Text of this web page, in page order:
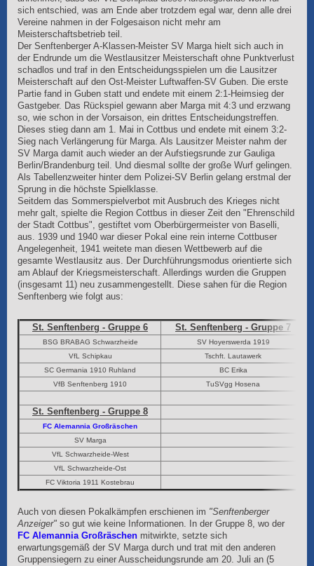
sich entschied, was am Ende aber trotzdem egal war, denn alle drei
Vereine nahmen in der Folgesaison nicht mehr am
Meisterschaftsbetrieb teil.
Der Senftenberger A-Klassen-Meister SV Marga hielt sich auch in
der Endrunde um die Westlausitzer Meisterschaft ohne Punktverlust
schadlos und traf in den Entscheidungsspielen um die Lausitzer
Meisterschaft auf den Ost-Meister Luftwaffen-SV Guben. Die erste
Partie fand in Guben statt und endete mit einem 2:1-Heimsieg der
Gastgeber. Das Rückspiel gewann aber Marga mit 4:3 und erzwang
so, wie schon in der Vorsaison, ein drittes Entscheidungstreffen.
Dieses stieg dann am 1. Mai in Cottbus und endete mit einem 3:2-
Sieg nach Verlängerung für Marga. Als Lausitzer Meister nahm der
SV Marga damit auch wieder an der Aufstiegsrunde zur Gauliga
Berlin/Brandenburg teil. Und diesmal sollte der große Wurf gelingen.
Als Tabellenzweiter hinter dem Polizei-SV Berlin gelang erstmal der
Sprung in die höchste Spielklasse.
Seitdem das Sommerspielverbot mit Ausbruch des Krieges nicht
mehr galt, spielte die Region Cottbus in dieser Zeit den "Ehrenschild
der Stadt Cottbus", gestiftet vom Oberbürgermeister von Baselli,
aus. 1939 und 1940 war dieser Pokal eine rein interne Cottbuser
Angelegenheit, 1941 weitete man diesen Wettbewerb auf die
gesamte Westlausitz aus. Der Durchführungsmodus orientierte sich
am Ablauf der Kriegsmeisterschaft. Allerdings wurden die Gruppen
(insgesamt 11) neu zusammengestellt. Diese sahen für die Region
Senftenberg wie folgt aus:
St. Senftenberg - Gruppe 6 St. Senftenberg - Gruppe 7
BSG BRABAG Schwarzheide
SV Hoyerswerda 1919
VfL Schipkau
Tschft. Lautawerk
SC Germania 1910 Ruhland
BC Erika
VfB Senftenberg 1910
TuSVgg Hosena
St. Senftenberg - Gruppe 8
FC Alemannia Großräschen
SV Marga
VfL Schwarzheide-West
VfL Schwarzheide-Ost
FC Viktoria 1911 Kostebrau
Auch von diesen Pokalkämpfen erschienen im "Senftenberger
Anzeiger" so gut wie keine Informationen. In der Gruppe 8, wo der
FC Alemannia Großräschen mitwirkte, setzte sich
erwartungsgemäß der SV Marga durch und trat mit den anderen
Gruppensiegern zu einer Ausscheidungsrunde am 20. Juli an (5